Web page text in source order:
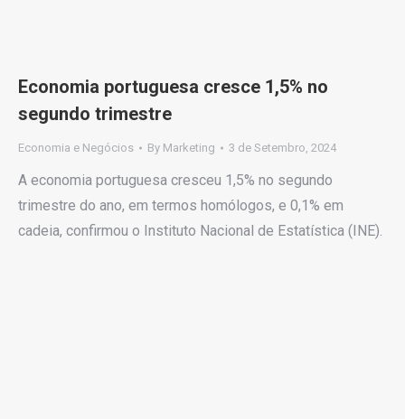
Economia portuguesa cresce 1,5% no
segundo trimestre
Economia e Negócios By Marketing 3 de Setembro, 2024
A economia portuguesa cresceu 1,5% no segundo
trimestre do ano, em termos homólogos, e 0,1% em
cadeia, confirmou o Instituto Nacional de Estatística (INE).